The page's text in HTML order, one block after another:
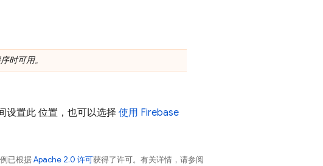
时可用。
设置此 位置，也可以选择 使用 Firebase
已根据Apache 2.0 许可获得了许可。有关详情，请参阅